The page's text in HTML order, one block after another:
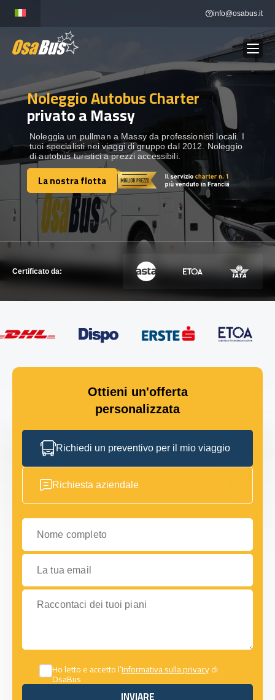
content
info@osabus.it
NOLEGGIO AUTOBUS Show dropdown
DESTINAZIONI Show dropdown
FLOTTA
METTITI IN CONTATTO
METTITI IN CONTATTO
Noleggio Autobus Charter
privato a Massy
Noleggia un pullman a Massy da professionisti locali. I
tuoi specialisti nei viaggi di gruppo dal 2012. Noleggio
di autobus turistici a prezzi accessibili.
La nostra flotta
La nostra flotta
Certificato da:
Ottieni un'offerta
personalizzata
Richiedi un preventivo per il mio viaggio
Richiesta aziendale
Nome completo
La tua email
Raccontaci dei tuoi piani
Ho letto e accetto l’Informativa sulla privacydi
OsaBus